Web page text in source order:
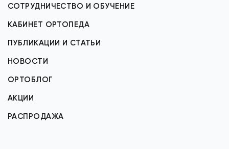
СОТРУДНИЧЕСТВО И ОБУЧЕНИЕ
КАБИНЕТ ОРТОПЕДА
ПУБЛИКАЦИИ И СТАТЬИ
НОВОСТИ
ОРТОБЛОГ
АКЦИИ
РАСПРОДАЖА